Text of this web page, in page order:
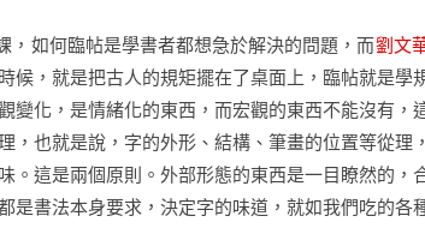
如何臨帖是學書者都想急於解決的問題，而劉文
候，就是把古人的規矩擺在了桌面上，臨帖就是學
變化，是情緒化的東西，而宏觀的東西不能沒有，
，也就是說，字的外形、結構、筆畫的位置等從理
。這是兩個原則。外部形態的東西是一目瞭然的，
是書法本身要求，決定字的味道，就如我們吃的各